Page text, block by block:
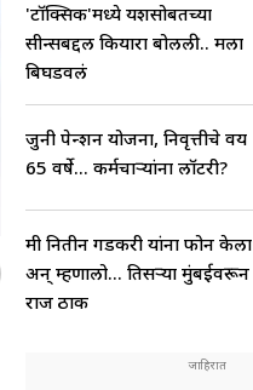
'टॉक्सिक'मध्ये यशसोबतच्या
सीन्सबद्दल कियारा बोलली.. मला
बिघडवलं
जुनी पेन्शन योजना, निवृत्तीचे वय
65 वर्षे... कर्मचाऱ्यांना लॉटरी?
मी नितीन गडकरी यांना फोन केला
अन् म्हणालो... तिसऱ्या मुंबईवरून
राज ठाक